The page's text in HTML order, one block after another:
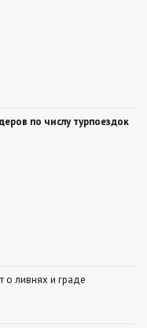
по числу турпоездок
ливнях и граде